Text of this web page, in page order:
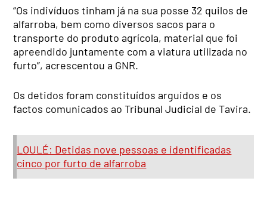
“Os indivíduos tinham já na sua posse 32 quilos de
alfarroba, bem como diversos sacos para o
transporte do produto agrícola, material que foi
apreendido juntamente com a viatura utilizada no
furto”, acrescentou a GNR.
Os detidos foram constituídos arguidos e os
factos comunicados ao Tribunal Judicial de Tavira.
LOULÉ: Detidas nove pessoas e identificadas
cinco por furto de alfarroba